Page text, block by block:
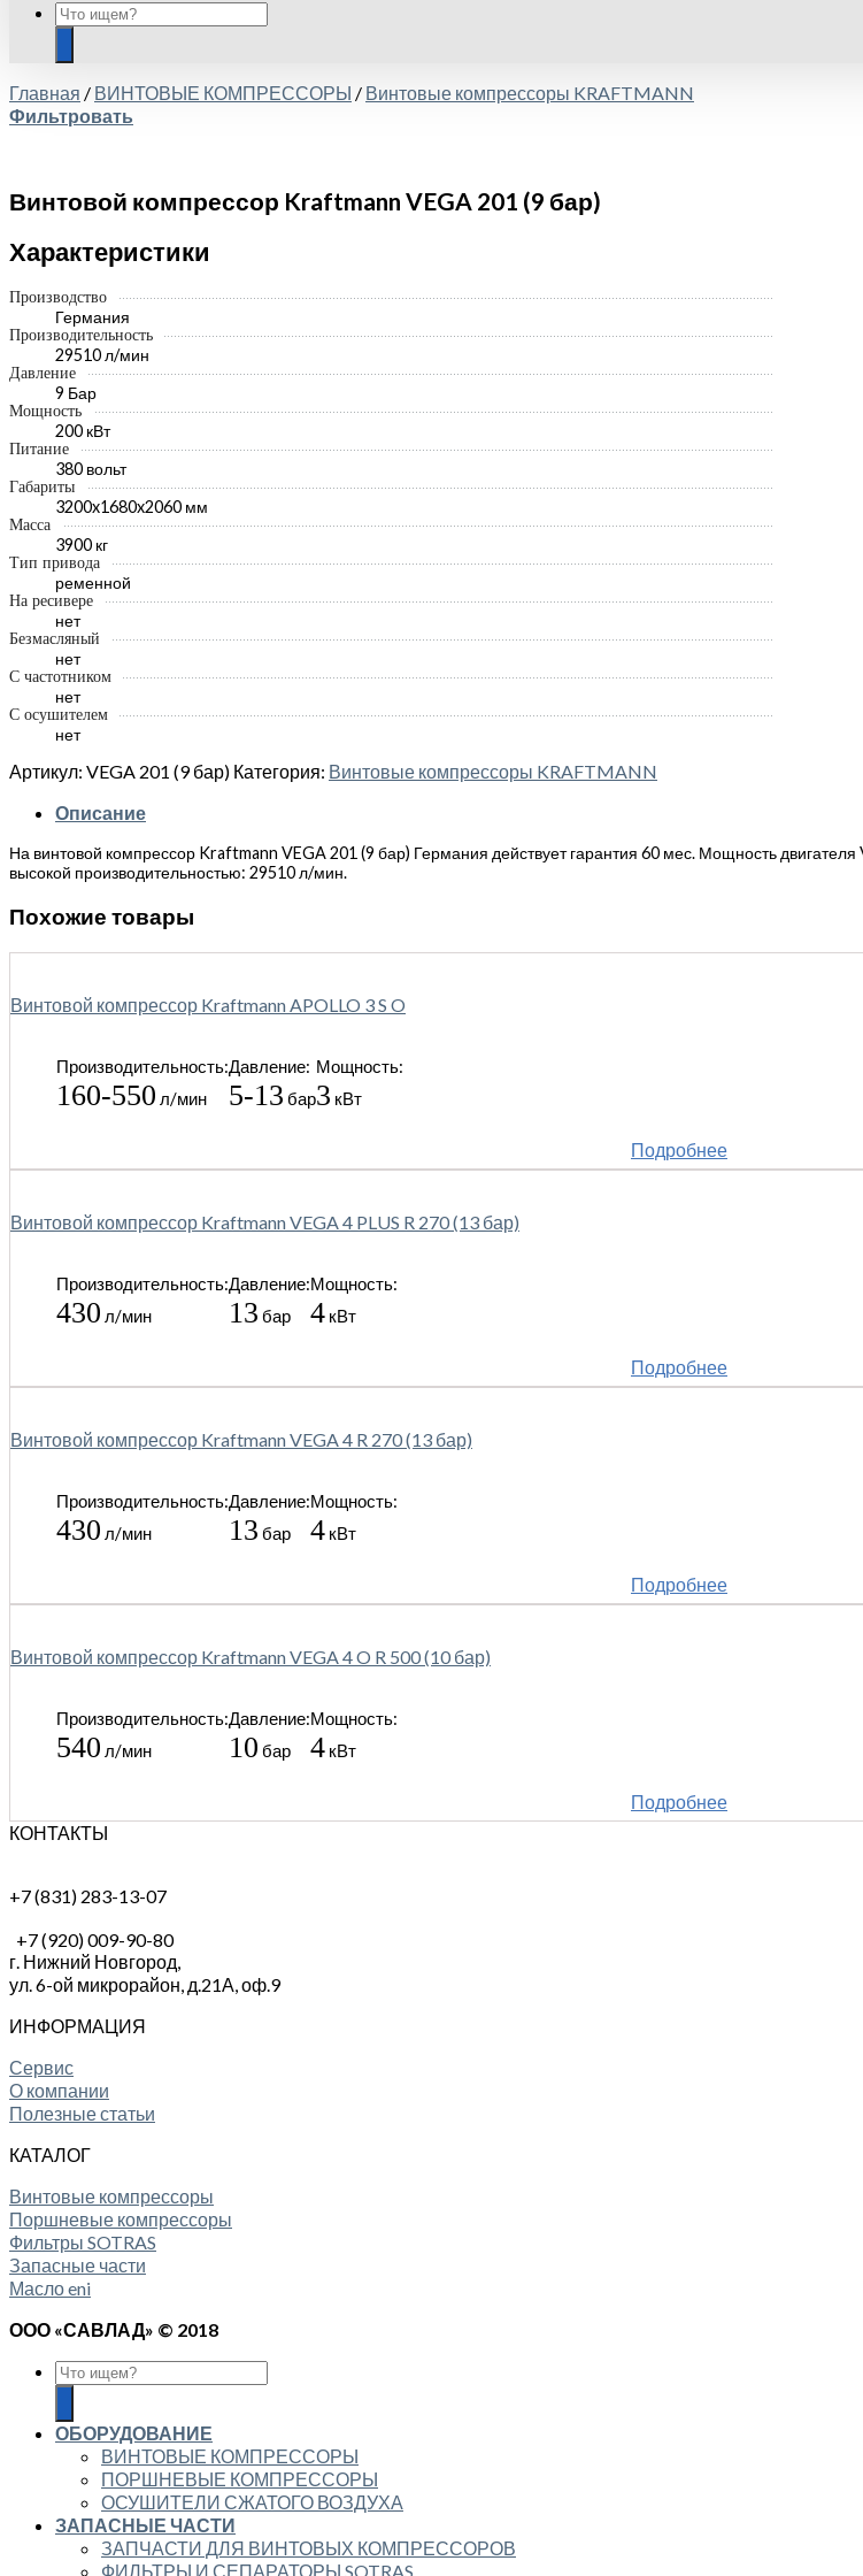
Главная / ВИНТОВЫЕ КОМПРЕССОРЫ / Винтовые компрессоры KRAFTMANN
Фильтровать
Винтовой компрессор Kraftmann VEGA 201 (9 бар)
Характеристики
Производство
Германия
Производительность
29510 л/мин
Давление
9 Бар
Мощность
200 кВт
Питание
380 вольт
Габариты
3200x1680x2060 мм
Масса
3900 кг
Тип привода
ременной
На ресивере
нет
Безмасляный
нет
С частотником
нет
С осушителем
нет
Артикул: VEGA 201 (9 бар) Категория: Винтовые компрессоры KRAFTMANN
Описание
На винтовой компрессор Kraftmann VEGA 201 (9 бар) Германия действует гарантия 60 мес. Мощность
высокой производительностью: 29510 л/мин.
Похожие товары
Винтовой компрессор Kraftmann APOLLO 3 S O
Производительность:
160-550 л/мин
Давление:
5-13 бар
Мощность:
3 кВт
Подробнее
Винтовой компрессор Kraftmann VEGA 4 PLUS R 270 (13 бар)
Производительность:
430 л/мин
Давление:
13 бар
Мощность:
4 кВт
Подробнее
Винтовой компрессор Kraftmann VEGA 4 R 270 (13 бар)
Производительность:
430 л/мин
Давление:
13 бар
Мощность:
4 кВт
Подробнее
Винтовой компрессор Kraftmann VEGA 4 O R 500 (10 бар)
Производительность:
540 л/мин
Давление:
10 бар
Мощность:
4 кВт
Подробнее
КОНТАКТЫ
+7 (831) 283-13-07
+7 (920) 009-90-80
г. Нижний Новгород,
ул. 6-ой микрорайон, д.21А, оф.9
ИНФОРМАЦИЯ
Сервис
О компании
Полезные статьи
КАТАЛОГ
Винтовые компрессоры
Поршневые компрессоры
Фильтры SOTRAS
Запасные части
Масло eni
ООО «САВЛАД» © 2018
ОБОРУДОВАНИЕ
ВИНТОВЫЕ КОМПРЕССОРЫ
ПОРШНЕВЫЕ КОМПРЕССОРЫ
ОСУШИТЕЛИ СЖАТОГО ВОЗДУХА
ЗАПАСНЫЕ ЧАСТИ
ЗАПЧАСТИ ДЛЯ ВИНТОВЫХ КОМПРЕССОРОВ
ФИЛЬТРЫ И СЕПАРАТОРЫ SOTRAS